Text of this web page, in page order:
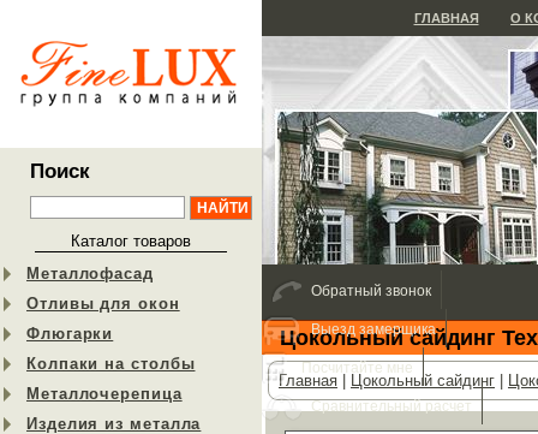
Поиск
Каталог товаров
Металлофасад
Отливы для окон
Флюгарки
Колпаки на столбы
Металлочерепица
Изделия из металла
ГЛАВНАЯ О
Цокольный сайдинг
Главная Цокольный сайдинг
Обратный звонок
Выезд замерщика
Посчитайте мне
Сравнительный расчет